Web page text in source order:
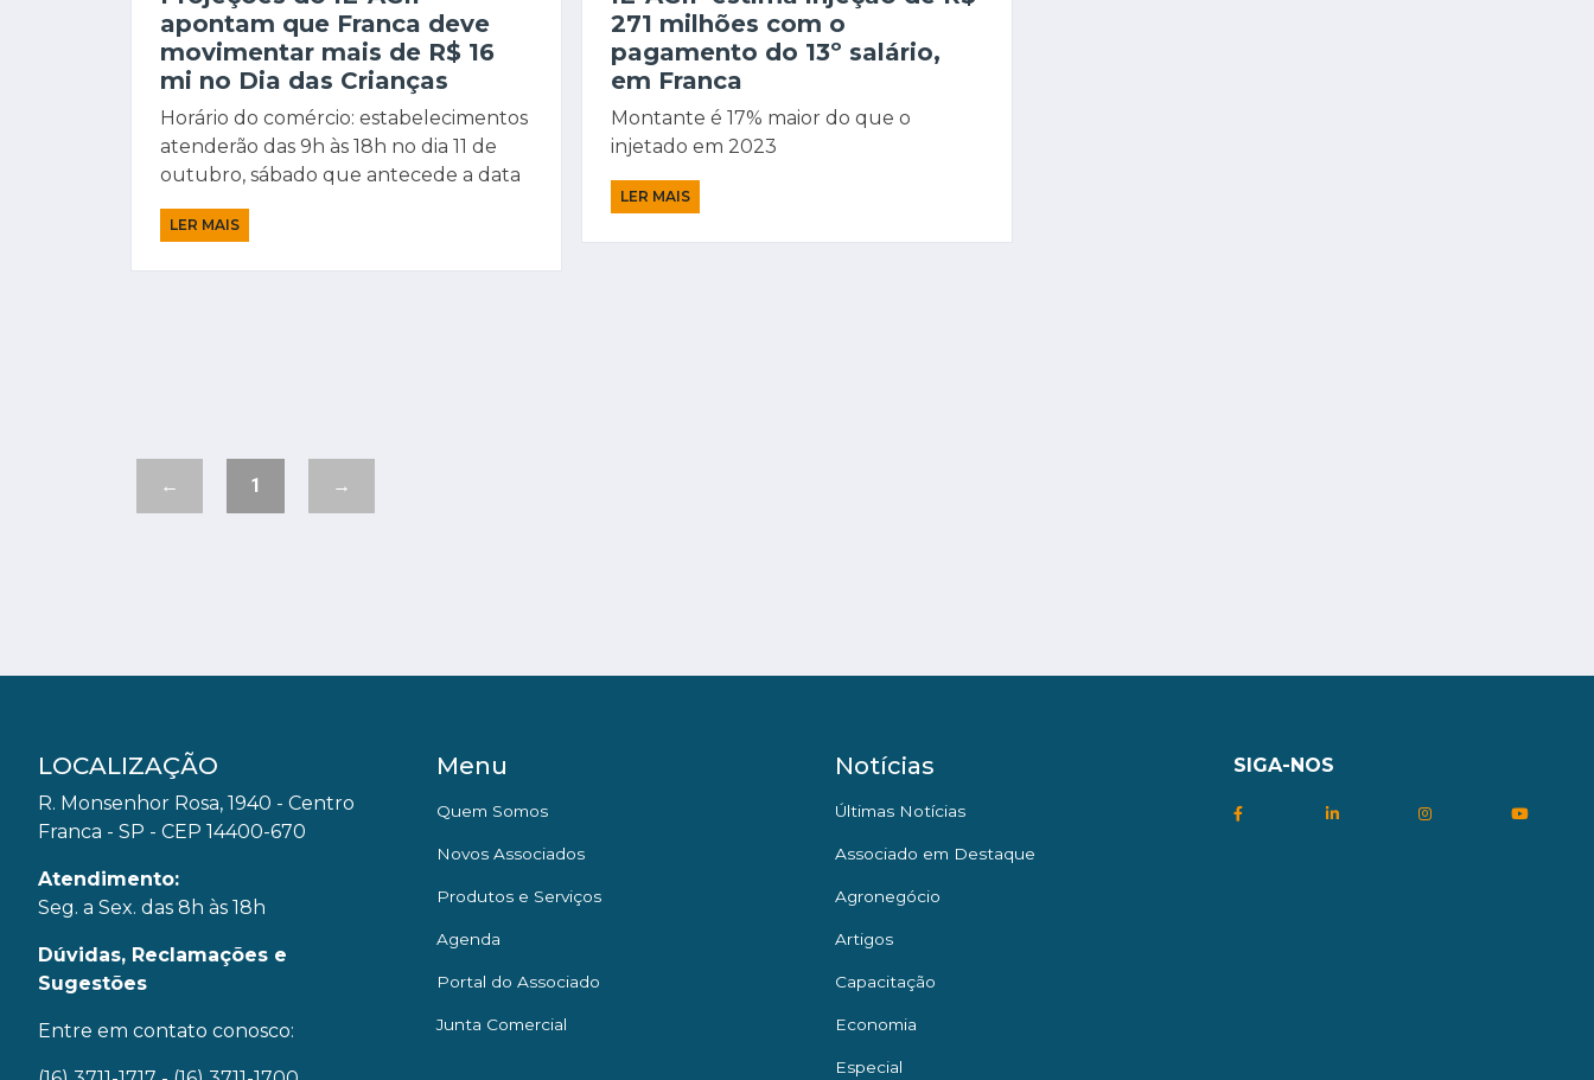
apontam que Franca deve
movimentar mais de R$ 16
mi no Dia das Crianças
Horário do comércio: estabelecimentos
atenderão das 9h às 18h no dia 11 de
outubro, sábado que antecede a data
LER MAIS
271 milhões com o
pagamento do 13º salário,
em Franca
Montante é 17% maior do que o
injetado em 2023
LER MAIS
← 1 →
LOCALIZAÇÃO
R. Monsenhor Rosa, 1940 - Centro
Franca - SP - CEP 14400-670
Atendimento:
Seg. a Sex. das 8h às 18h
Dúvidas, Reclamações e
Sugestões
Entre em contato conosco:
Menu
Quem Somos
Novos Associados
Produtos e Serviços
Agenda
Portal do Associado
Junta Comercial
Notícias
Últimas Notícias
Associado em Destaque
Agronegócio
Artigos
Capacitação
Economia
Especial
SIGA-NOS